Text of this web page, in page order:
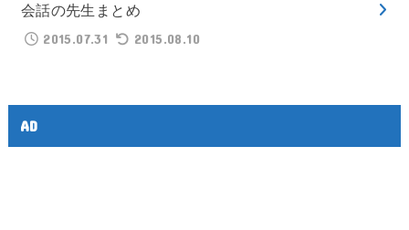
会話の先生まとめ
2015.07.31
2015.08.10
AD